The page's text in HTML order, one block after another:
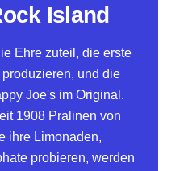
Island
Ehre zuteil, die erste
und die
Joe's im Original.
1908 Pralinen von
ihre Limonaden,
probieren, werden